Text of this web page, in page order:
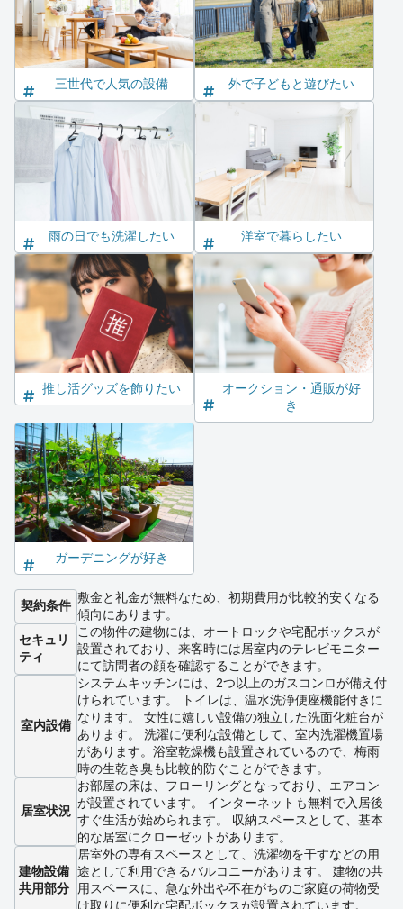
三世代で人気の設備 外で子どもと遊びたい
雨の日でも洗濯したい 洋室で暮らしたい
推し活グッズを飾りたい
オークション・通販が好
き
ガーデニングが好き
契約条件
敷金と礼金が無料なため、初期費用が比較的安くなる
傾向にあります。
セキュリ
ティ
この物件の建物には、オートロックや宅配ボックスが
設置されており、来客時には居室内のテレビモニター
にて訪問者の顔を確認することができます。
室内設備
システムキッチンには、2つ以上のガスコンロが備え付
けられています。 トイレは、温水洗浄便座機能付きに
なります。 女性に嬉しい設備の独立した洗面化粧台が
あります。 洗濯に便利な設備として、室内洗濯機置場
があります。浴室乾燥機も設置されているので、梅雨
時の生乾き臭も比較的防ぐことができます。
居室状況
お部屋の床は、フローリングとなっており、エアコン
が設置されています。 インターネットも無料で入居後
すぐ生活が始められます。 収納スペースとして、基本
的な居室にクローゼットがあります。
建物設備
共用部分
居室外の専有スペースとして、洗濯物を干すなどの用
途として利用できるバルコニーがあります。 建物の共
用スペースに、急な外出や不在がちのご家庭の荷物受
け取りに便利な宅配ボックスが設置されています。